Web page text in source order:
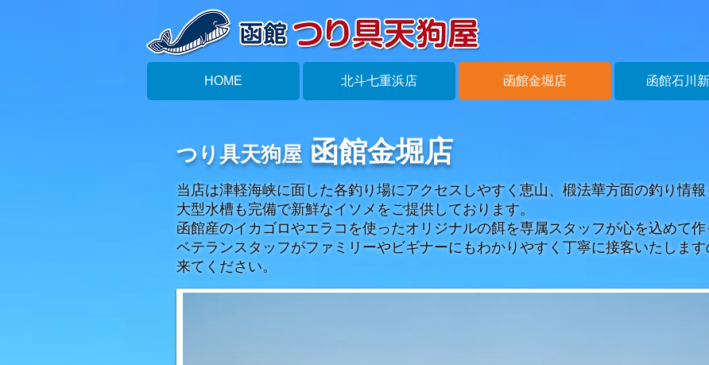
HOME 北斗七重浜店 函館金堀店 函館石川
つり具天狗屋 函館金堀店
当店は津軽海峡に面した各釣り場にアクセスしやすく恵山、椴法華方面の釣り情報
大型水槽も完備で新鮮なイソメをご提供しております。
函館産のイカゴロやエラコを使ったオリジナルの餌を専属スタッフが心を込めて作
ベテランスタッフがファミリーやビギナーにもわかりやすく丁寧に接客いたしま
来てください。